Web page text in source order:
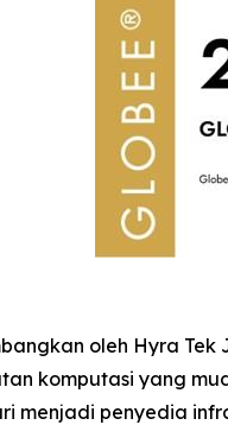
oleh Hyra Tek
komputasi yang
menjadi penyedia